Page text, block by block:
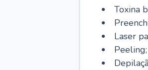
Toxina
Laser
Peeling;